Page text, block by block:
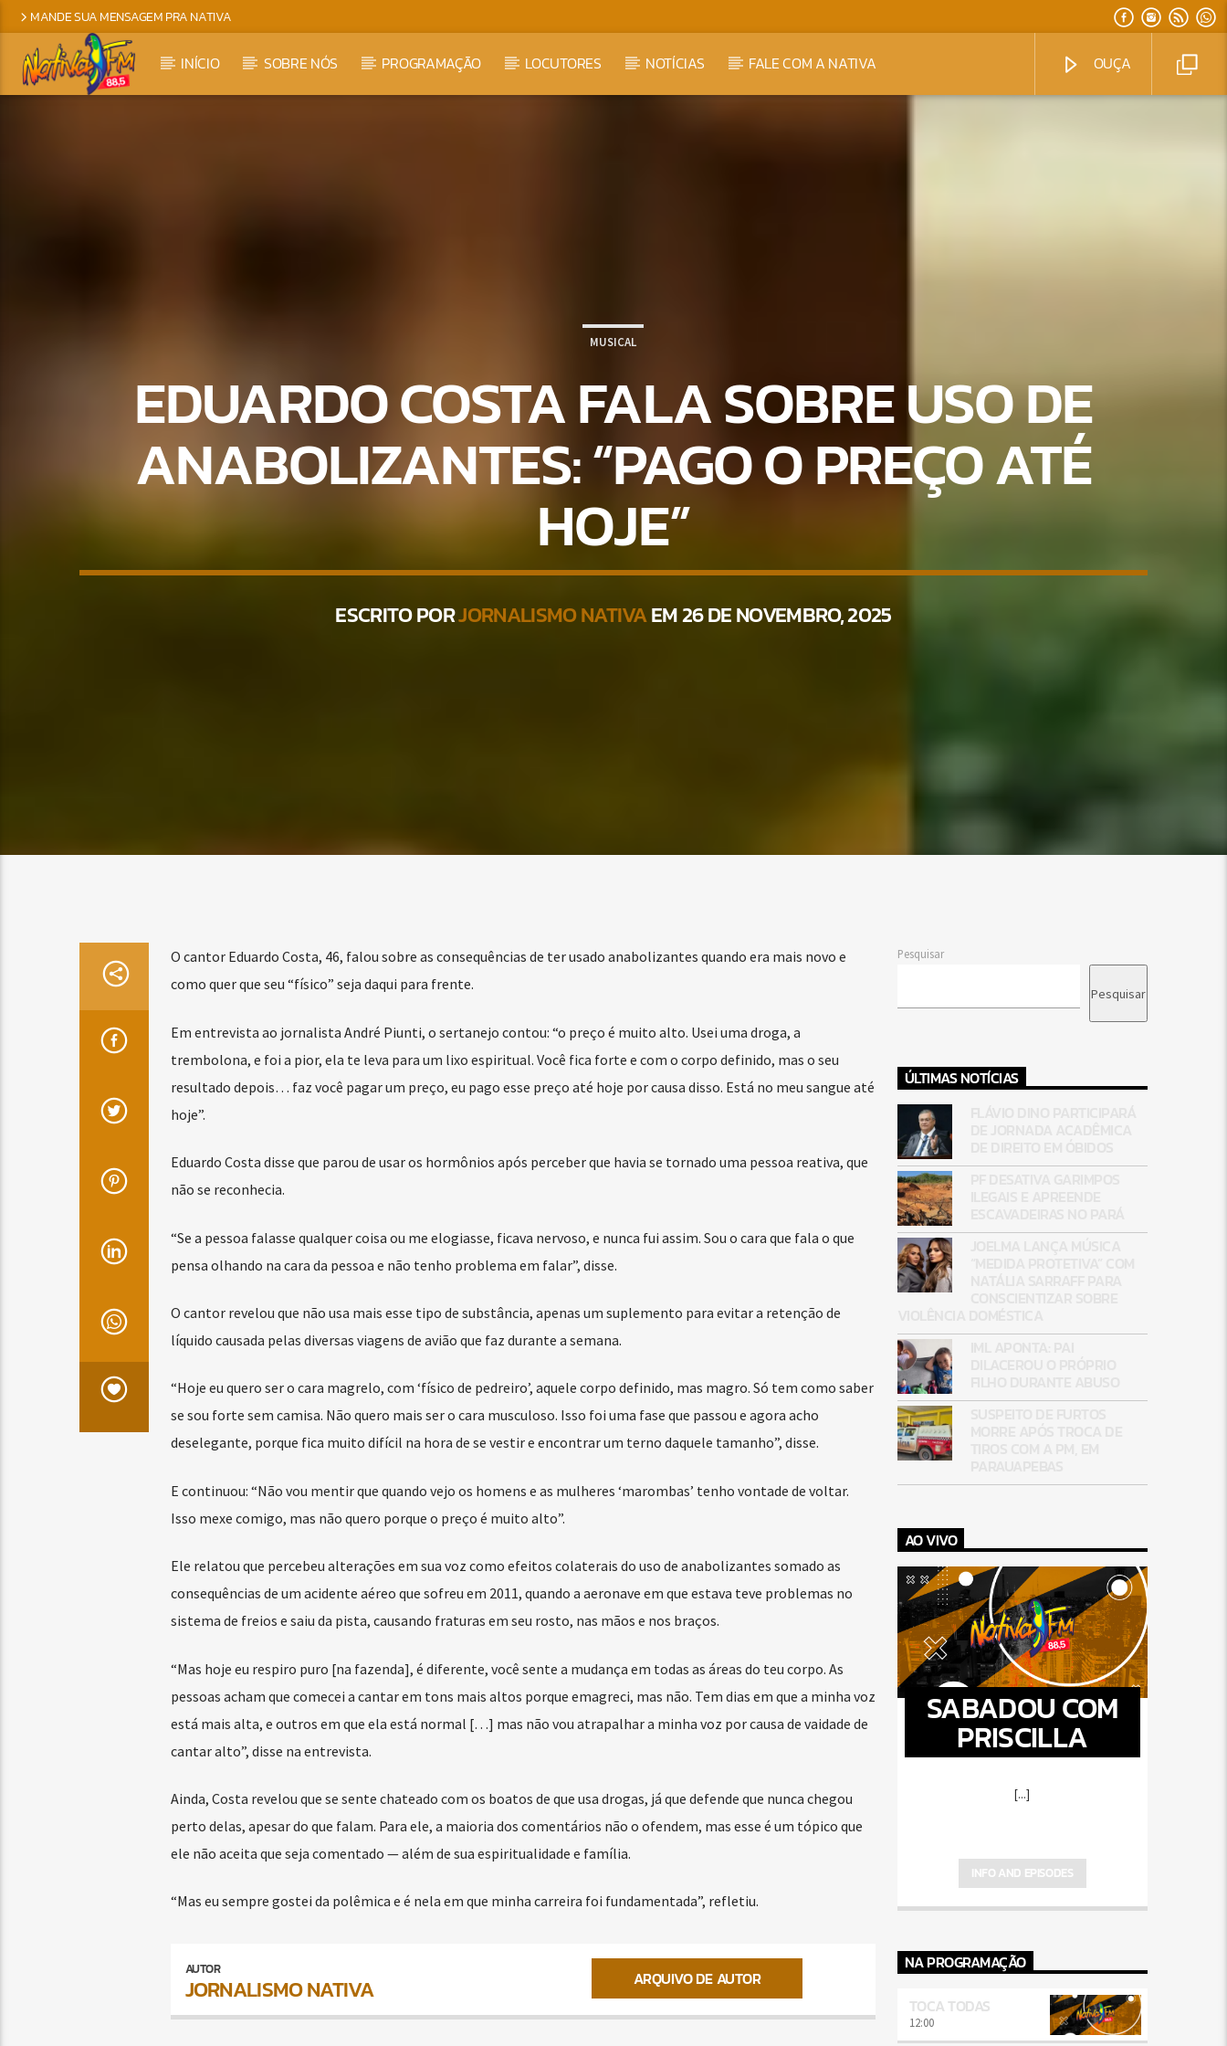
MANDE SUA MENSAGEM PRA NATIVA
INÍCIO SOBRE NÓS PROGRAMAÇÃO LOCUTORES NOTÍCIAS FALE COM A NATIVA OUÇA
MUSICAL
EDUARDO COSTA FALA SOBRE USO DE
ANABOLIZANTES: “PAGO O PREÇO ATÉ
HOJE”
ESCRITO PORJORNALISMO NATIVAEM 26 DE NOVEMBRO, 2025
O cantor Eduardo Costa, 46, falou sobre as consequências de ter usado anabolizantes quando era mais novo e
como quer que seu “físico” seja daqui para frente.
Em entrevista ao jornalista André Piunti, o sertanejo contou: “o preço é muito alto. Usei uma droga, a
trembolona, e foi a pior, ela te leva para um lixo espiritual. Você fica forte e com o corpo definido, mas o seu
resultado depois… faz você pagar um preço, eu pago esse preço até hoje por causa disso. Está no meu sangue até
hoje”.
Eduardo Costa disse que parou de usar os hormônios após perceber que havia se tornado uma pessoa reativa, que
não se reconhecia.
“Se a pessoa falasse qualquer coisa ou me elogiasse, ficava nervoso, e nunca fui assim. Sou o cara que fala o que
pensa olhando na cara da pessoa e não tenho problema em falar”, disse.
O cantor revelou que não usa mais esse tipo de substância, apenas um suplemento para evitar a retenção de
líquido causada pelas diversas viagens de avião que faz durante a semana.
“Hoje eu quero ser o cara magrelo, com ‘físico de pedreiro’, aquele corpo definido, mas magro. Só tem como saber
se sou forte sem camisa. Não quero mais ser o cara musculoso. Isso foi uma fase que passou e agora acho
deselegante, porque fica muito difícil na hora de se vestir e encontrar um terno daquele tamanho”, disse.
E continuou: “Não vou mentir que quando vejo os homens e as mulheres ‘marombas’ tenho vontade de voltar.
Isso mexe comigo, mas não quero porque o preço é muito alto”.
Ele relatou que percebeu alterações em sua voz como efeitos colaterais do uso de anabolizantes somado as
consequências de um acidente aéreo que sofreu em 2011, quando a aeronave em que estava teve problemas no
sistema de freios e saiu da pista, causando fraturas em seu rosto, nas mãos e nos braços.
“Mas hoje eu respiro puro [na fazenda], é diferente, você sente a mudança em todas as áreas do teu corpo. As
pessoas acham que comecei a cantar em tons mais altos porque emagreci, mas não. Tem dias em que a minha voz
está mais alta, e outros em que ela está normal […] mas não vou atrapalhar a minha voz por causa de vaidade de
cantar alto”, disse na entrevista.
Ainda, Costa revelou que se sente chateado com os boatos de que usa drogas, já que defende que nunca chegou
perto delas, apesar do que falam. Para ele, a maioria dos comentários não o ofendem, mas esse é um tópico que
ele não aceita que seja comentado — além de sua espiritualidade e família.
“Mas eu sempre gostei da polêmica e é nela em que minha carreira foi fundamentada”, refletiu.
AUTOR
JORNALISMO NATIVA ARQUIVO DE AUTOR
Pesquisar
Pesquisar
ÚLTIMAS NOTÍCIAS
AO VIVO
SABADOU COM
PRISCILLA
[...]
INFO AND EPISODES
NA PROGRAMAÇÃO
TOCA TODAS
12:00